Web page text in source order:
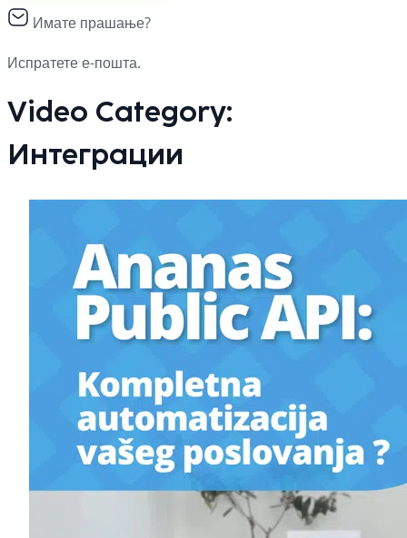
Имате прашање?
Испратете е-пошта.
Video Category:
Интеграции